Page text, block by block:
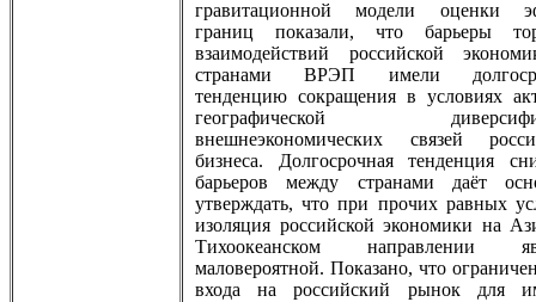
гравитационной модели оценки
границ показали, что барьеры
взаимодействий российской
странами ВРЭП имели
тенденцию сокращения в условиях
географической
внешнеэкономических связей
бизнеса. Долгосрочная тенденция
барьеров между странами даёт
утверждать, что при прочих равных
изоляция российской экономики на
Тихоокеанском направлении
маловероятной. Показано, что
входа на российский рынок для